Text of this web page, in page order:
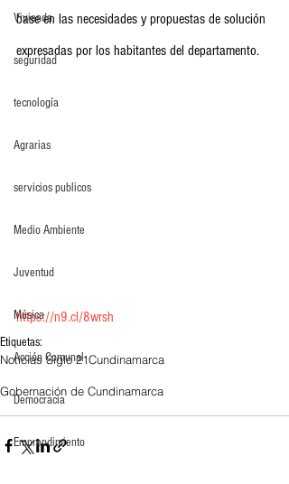
Vivienda
seguridad
tecnología
Agrarias
servicios publicos
Medio Ambiente
Juventud
Música
Acción Comunal
Democracia
Emprendimiento
base en las necesidades y propuestas de solución
expresadas por los habitantes del departamento.
https://n9.cl/8wrsh
Etiquetas:
Noticias Siglo 21Cundinamarca
Gobernación de Cundinamarca